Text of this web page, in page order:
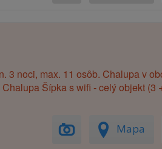
3 noci, max. 11 osôb. Chalupa v
Šípka s wifi - celý objekt (3
Mapa